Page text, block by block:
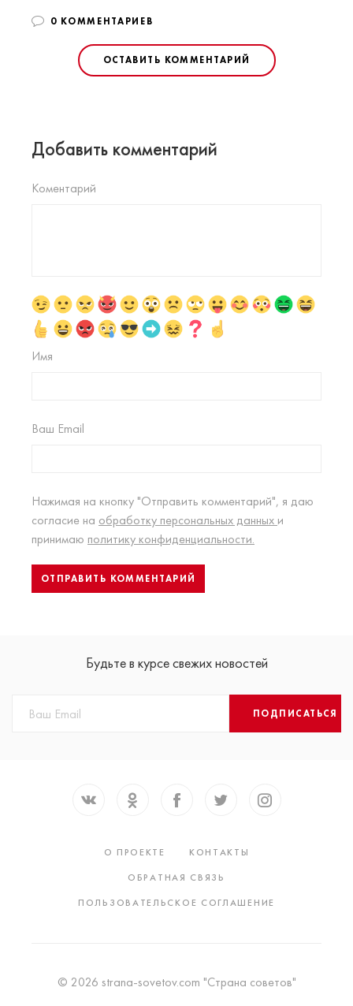
0 КОММЕНТАРИЕВ
ОСТАВИТЬ КОММЕНТАРИЙ
Добавить комментарий
Коментарий
Имя
Ваш Email
Нажимая на кнопку "Отправить комментарий", я даю
согласие на обработку персональных данных и
принимаю политику конфиденциальности.
Будьте в курсе свежих новостей
ПОДПИСАТЬСЯ
О ПРОЕКТЕ
КОНТАКТЫ
ОБРАТНАЯ СВЯЗЬ
ПОЛЬЗОВАТЕЛЬСКОЕ СОГЛАШЕНИЕ
© 2026 strana-sovetov.com "Страна советов"